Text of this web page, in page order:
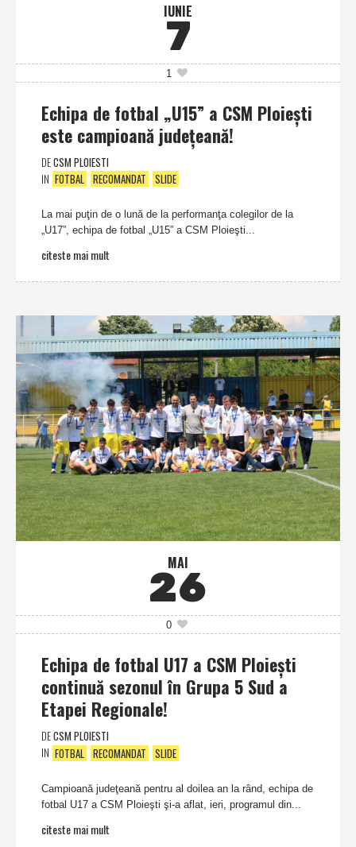
IUNIE
7
1
Echipa de fotbal „U15” a CSM Ploieşti
este campioană judeţeană!
DECSM PLOIESTI
IN FOTBAL RECOMANDAT SLIDE
La mai puţin de o lună de la performanţa colegilor de la
„U17”, echipa de fotbal „U15” a CSM Ploieşti...
citeste mai mult
MAI
26
0
Echipa de fotbal U17 a CSM Ploieşti
continuă sezonul în Grupa 5 Sud a
Etapei Regionale!
DECSM PLOIESTI
IN FOTBAL RECOMANDAT SLIDE
Campioană judeţeană pentru al doilea an la rând, echipa de
fotbal U17 a CSM Ploieşti şi-a aflat, ieri, programul din...
citeste mai mult